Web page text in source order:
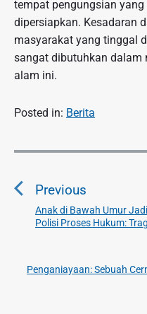
tempat pengungsian
dipersiapkan. Kesadaran
masyarakat yang tinggal
sangat dibutuhkan dalam
alam ini.
Posted in: Berita
N
v
Previous
P
r
v
Anak di Bawah Umur
Polisi Proses Hukum:
Penganiayaan: Sebuah